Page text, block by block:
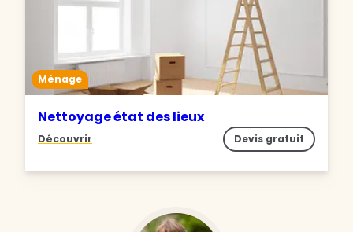
Ménage
Nettoyage état des lieux
Découvrir Devis gratuit